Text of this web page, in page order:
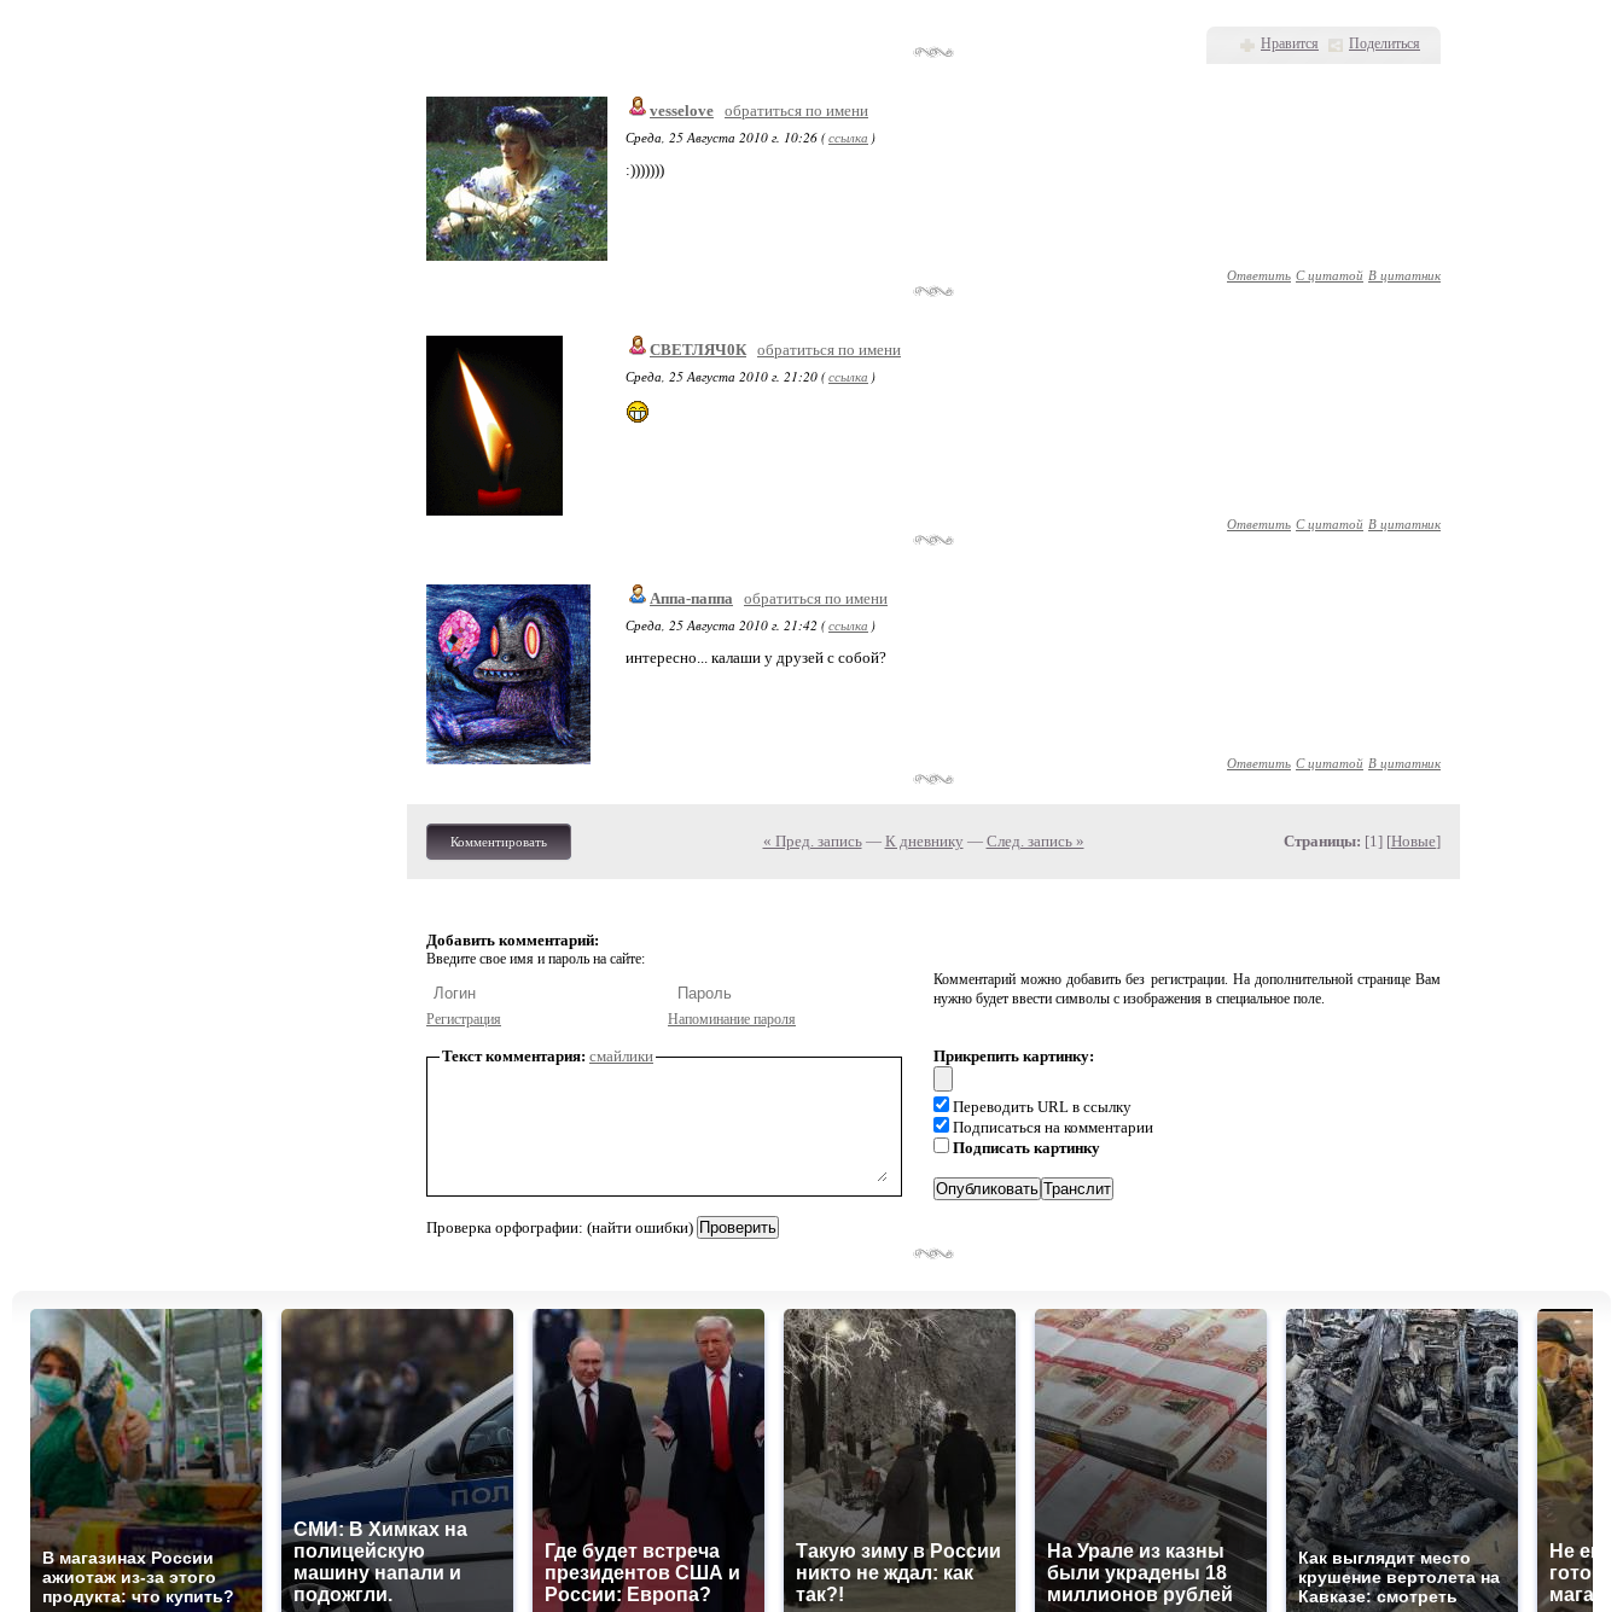
Нравится Поделиться
vesselove обратиться по имени
Среда, 25 Августа 2010 г. 10:26 (ссылка )
:)))))))
Ответить С цитатой В цитатник
СВЕТЛЯЧ0К обратиться по имени
Среда, 25 Августа 2010 г. 21:20 (ссылка )
Ответить С цитатой В цитатник
Аппа-паппа
обратиться по имени
Среда, 25 Августа 2010 г. 21:42 (ссылка )
интересно... калаши у друзей с собой?
Ответить С цитатой В цитатник
Комментировать « Пред. запись— К дневнику — След. запись » Страницы: [1] [Новые]
Добавить комментарий:
Введите свое имя и пароль на сайте:
Регистрация Напоминание пароля
Комментарий можно добавить без регистрации. На дополнительной странице Вам
нужно будет ввести символы с изображения в специальное поле.
Текст комментария: смайлики
Проверка орфографии: (найти ошибки)
Прикрепить картинку:
Переводить URL в ссылку
Подписаться на комментарии
Подписать картинку
В магазинах России
ажиотаж из-за этого
продукта: что купить?
СМИ: В Химках на
полицейскую
машину напали и
подожгли.
Где будет встреча
президентов США и
России: Европа?
Такую зиму в России
никто не ждал: как
так?!
На Урале из казны
были украдены 18
миллионов рублей
Как выглядит место
крушение вертолета на
Кавказе: смотреть
Не